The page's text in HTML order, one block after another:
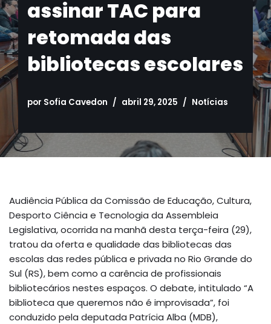
assinar TAC para
retomada das
bibliotecas escolares
por Sofia Cavedon abril 29, 2025 Notícias
Audiência Pública da Comissão de Educação, Cultura,
Desporto Ciência e Tecnologia da Assembleia
Legislativa, ocorrida na manhã desta terça-feira (29),
tratou da oferta e qualidade das bibliotecas das
escolas das redes pública e privada no Rio Grande do
Sul (RS), bem como a carência de profissionais
bibliotecários nestes espaços. O debate, intitulado “A
biblioteca que queremos não é improvisada”, foi
conduzido pela deputada Patrícia Alba (MDB),